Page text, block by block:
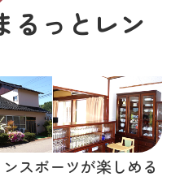
るっとレン
スポーツが楽しめる